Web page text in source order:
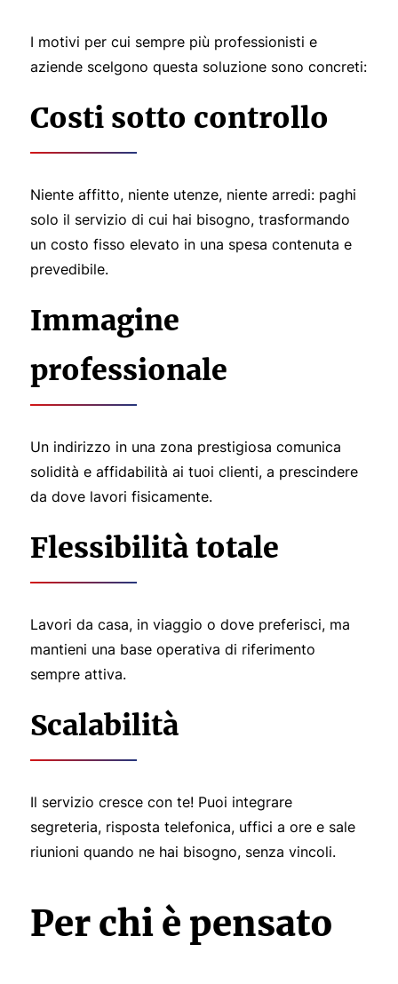
I motivi per cui sempre più professionisti e
aziende scelgono questa soluzione sono concreti:
Costi sotto controllo
Niente affitto, niente utenze, niente arredi: paghi
solo il servizio di cui hai bisogno, trasformando
un costo fisso elevato in una spesa contenuta e
prevedibile.
Immagine
professionale
Un indirizzo in una zona prestigiosa comunica
solidità e affidabilità ai tuoi clienti, a prescindere
da dove lavori fisicamente.
Flessibilità totale
Lavori da casa, in viaggio o dove preferisci, ma
mantieni una base operativa di riferimento
sempre attiva.
Scalabilità
Il servizio cresce con te! Puoi integrare
segreteria, risposta telefonica, uffici a ore e sale
riunioni quando ne hai bisogno, senza vincoli.
Per chi è pensato